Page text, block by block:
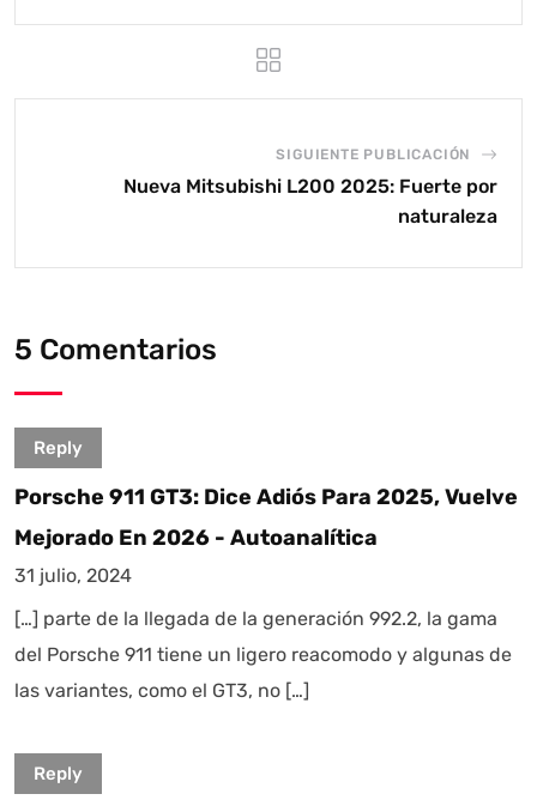
SIGUIENTE PUBLICACIÓN
Nueva Mitsubishi L200 2025: Fuerte por
naturaleza
5 Comentarios
Reply
Porsche 911 GT3: Dice Adiós Para 2025, Vuelve
Mejorado En 2026 - Autoanalítica
31 julio, 2024
[…] parte de la llegada de la generación 992.2, la gama
del Porsche 911 tiene un ligero reacomodo y algunas de
las variantes, como el GT3, no […]
Reply